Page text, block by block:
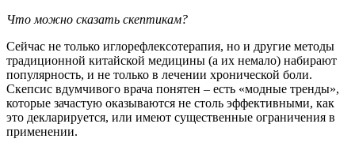
Что можно сказать скептикам?
Сейчас не только иглорефлексотерапия, но и другие методы
традиционной китайской медицины (а их немало) набирают
популярность, и не только в лечении хронической боли.
Скепсис вдумчивого врача понятен – есть «модные тренды»,
которые зачастую оказываются не столь эффективными, как
это декларируется, или имеют существенные ограничения в
применении.